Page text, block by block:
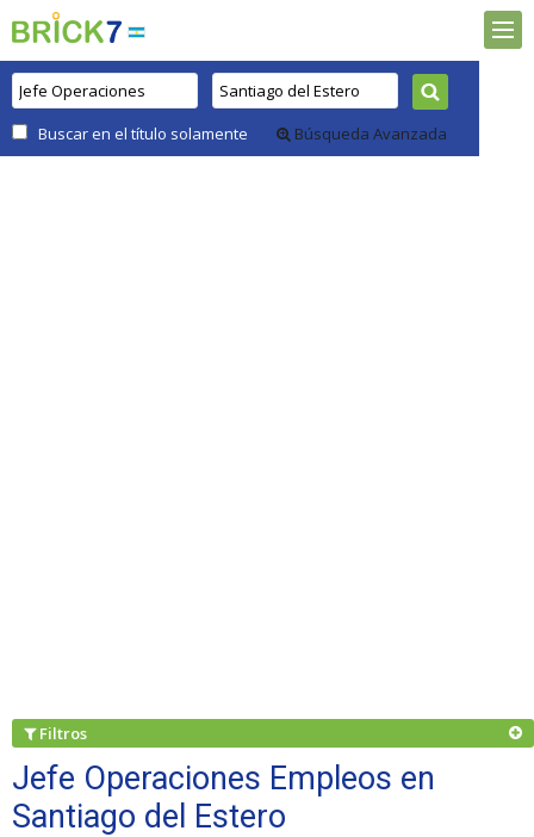
Buscar en el título solamente Búsqueda Avanzada
Filtros
Jefe Operaciones Empleos en
Santiago del Estero